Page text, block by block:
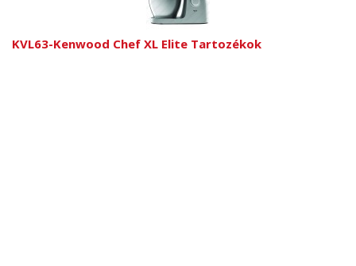
KVL63-Kenwood Chef XL Elite Tartozékok